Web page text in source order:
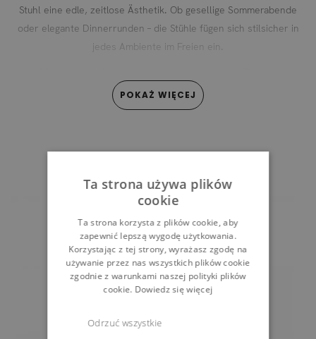
Stuhl eine edle, zeitlose Ästhetik. Ob gesellige Sommerabende
oder elegante Dinnerrunden – die Stühle fügen sich stilsicher in
jedes Ambiente im Freien ein.
Polster in Artist Beige
und dekorativen Kissen sorgen für ein einladendes
Stühle alltagstauglich: Kurze Sommerschauer unterbrechen Ihr
POKAŻ WIĘCEJ
Ta strona używa plików
cookie
Ta strona korzysta z plików cookie, aby
zapewnić lepszą wygodę użytkowania.
Korzystając z tej strony, wyrażasz zgodę na
używanie przez nas wszystkich plików cookie
zgodnie z warunkami naszej polityki plików
cookie. Dowiedz się więcej
Odrzuć wszystkie